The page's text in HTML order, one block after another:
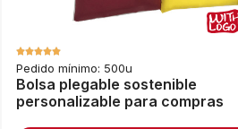
Pedido mínimo: 500u
Bolsa plegable sostenible
personalizable para compras